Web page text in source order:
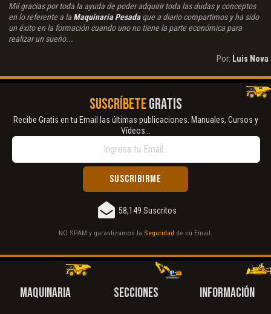
Mil gracias por toda la ayuda de poder adquirir toda las dudas y conceptos
en lo referente a la Maquinaria Pesadaque a diario compartimos y ha sido
un éxito en la formación cuando uno no tiene la parte económica para
realizar un sueño...
Por: Luis Nova
SUSCRÍBETEGRATIS
Recibe Gratis en tu Email las últimas publicaciones. Manuales, Cursos y
Vídeos...
58,149 Suscritos
NO SPAM y garantizamos la Seguridad de su Email.
MAQUINARIA
SECCIONES
INFORMACIÓN